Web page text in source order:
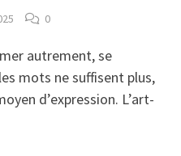
0
autrement, se
mots ne suffisent plus,
d’expression. L’art-